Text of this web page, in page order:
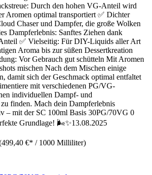
Durch den hohen VG-Anteil wird
Aromen optimal transportiert ✅ Dichter
Chaser und Dampfer, die große Wolken
Dampferlebnis: Sanftes Ziehen dank
✅ Vielseitig: Für DIY-Liquids aller Art
Aroma bis zur süßen Dessertkreation
Vor Gebrauch gut schütteln Mit Aromen
mischen Nach dem Mischen einige
damit sich der Geschmack optimal entfaltet
mit verschiedenen PG/VG-
individuellen Dampf- und
finden. Mach dein Dampferlebnis
– mit der SC 100ml Basis 30PG/70VG 0
Grundlage! 🌬️✨13.08.2025
€* / 1000 Milliliter)